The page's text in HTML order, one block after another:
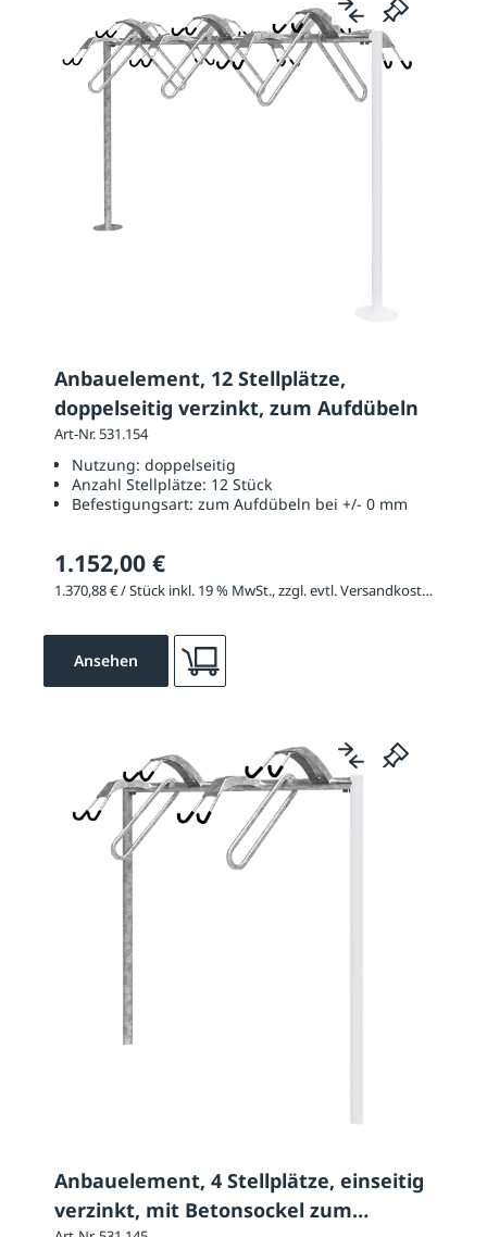
Anbauelement, 12 Stellplätze,
doppelseitig verzinkt, zum Aufdübeln
Art-Nr. 531.154
Nutzung: doppelseitig
Anzahl Stellplätze: 12 Stück
Befestigungsart: zum Aufdübeln bei +/- 0 mm
1.152,00 €
1.370,88 € / Stück inkl. 19 % MwSt., zzgl. evtl. Versandkosten
Ansehen
Anbauelement, 4 Stellplätze, einseitig
verzinkt, mit Betonsockel zum